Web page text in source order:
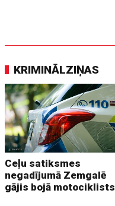
KRIMINĀLZIŅAS
Ceļu satiksmes
negadījumā Zemgalē
gājis bojā motociklists